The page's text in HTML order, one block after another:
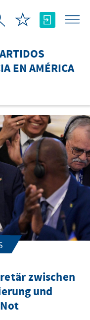
EN AMÉRICA
zwischen
und